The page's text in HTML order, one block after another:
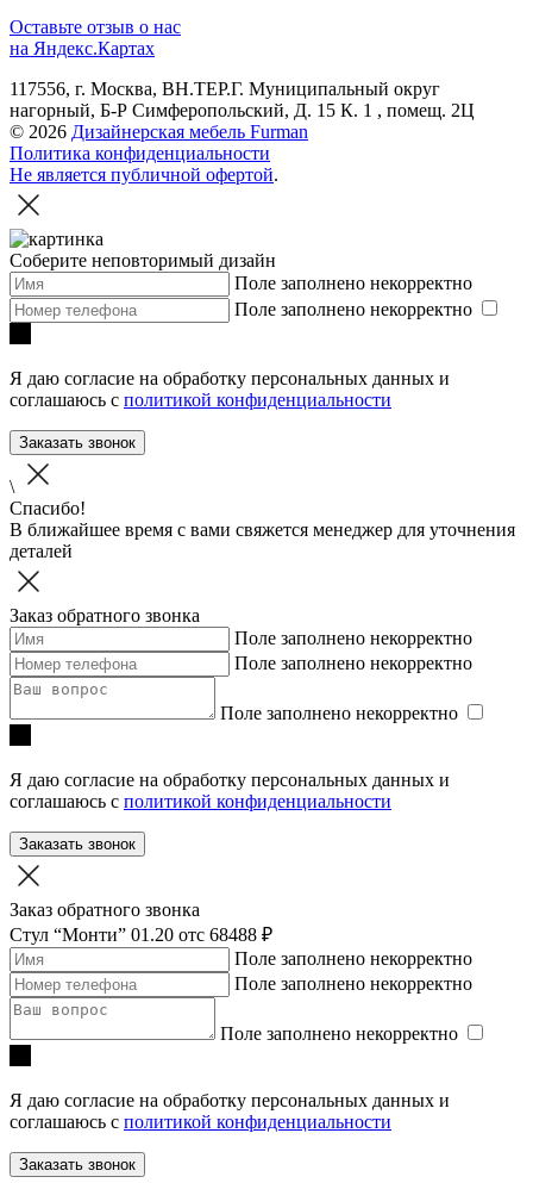
Оставьте отзыв о нас
на Яндекс.Картах
117556, г. Москва, ВН.ТЕР.Г. Муниципальный округ
нагорный, Б-Р Симферопольский, Д. 15 К. 1 , помещ. 2Ц
© 2026 Дизайнерская мебель Furman
Политика конфиденциальности
Не является публичной офертой.
Соберите неповторимый дизайн
Поле заполнено некорректно
Поле заполнено некорректно
Я даю согласие на обработку персональных данных и
соглашаюсь с политикой конфиденциальности
Заказать звонок
\
Спасибо!
В ближайшее время с вами свяжется менеджер для уточнения
деталей
Заказ обратного звонка
Поле заполнено некорректно
Поле заполнено некорректно
Поле заполнено некорректно
Я даю согласие на обработку персональных данных и
соглашаюсь с политикой конфиденциальности
Заказать звонок
Заказ обратного звонка
Стул “Монти” 01.20 отc 68488 ₽
Поле заполнено некорректно
Поле заполнено некорректно
Поле заполнено некорректно
Я даю согласие на обработку персональных данных и
соглашаюсь с политикой конфиденциальности
Заказать звонок